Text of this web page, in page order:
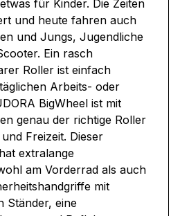
für Kinder. Die Zeiten
und heute fahren auch
und Jungs, Jugendliche
Ein rasch
Roller ist einfach
Arbeits- oder
BigWheel ist mit
genau der richtige Roller
Freizeit. Dieser
extralange
am Vorderrad als auch
mit
Ständer, eine